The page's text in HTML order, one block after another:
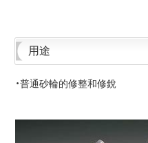
用途
・普通砂輪的修整和修銳